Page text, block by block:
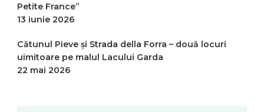
Petite France”
13 iunie 2026
Cătunul Pieve și Strada della Forra – două locuri
uimitoare pe malul Lacului Garda
22 mai 2026